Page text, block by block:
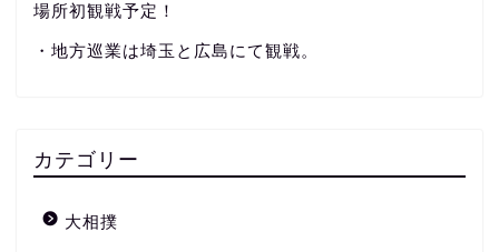
場所初観戦予定！
・地方巡業は埼玉と広島にて観戦。
カテゴリー
大相撲